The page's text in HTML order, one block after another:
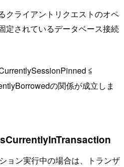
クライアントリクエストのオペ
定されているデータベース接続
≦
の関係が成立しま
ョン実行中の場合は、トランザ